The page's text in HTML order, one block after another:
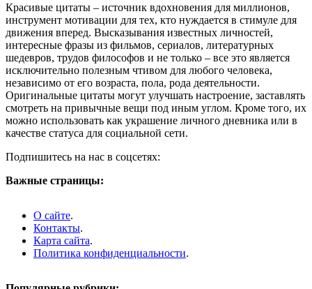
Красивые цитаты – источник вдохновения для миллионов,
инструмент мотивации для тех, кто нуждается в стимуле для
движения вперед. Высказывания известных личностей,
интересные фразы из фильмов, сериалов, литературных
шедевров, трудов философов и не только – все это является
исключительно полезным чтивом для любого человека,
независимо от его возраста, пола, рода деятельности.
Оригинальные цитаты могут улучшать настроение, заставлять
смотреть на привычные вещи под иным углом. Кроме того, их
можно использовать как украшение личного дневника или в
качестве статуса для социальной сети.
Подпишитесь на нас в соцсетях:
Важные страницы:
О сайте.
Контакты.
Карта сайта.
Политика конфиденциальности.